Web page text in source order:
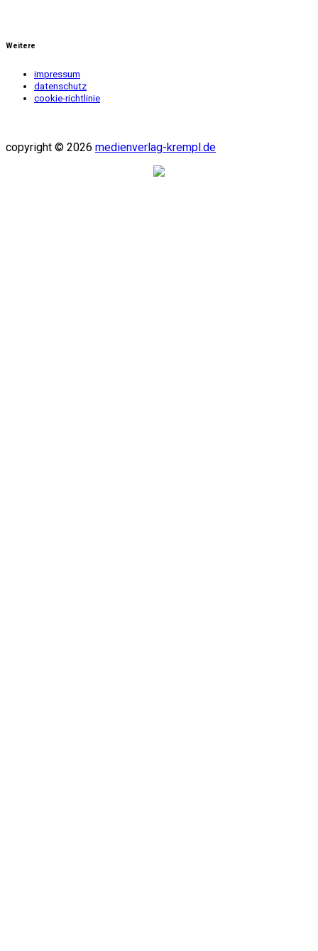
Weitere
impressum
datenschutz
cookie-richtlinie
copyright © 2026 medienverlag-krempl.de